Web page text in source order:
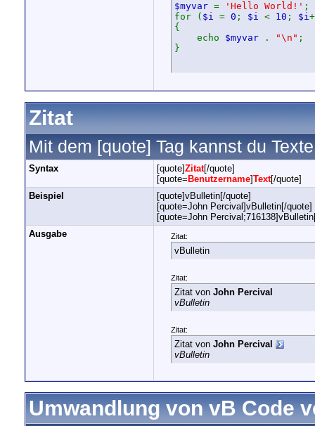
$myvar = 'Hello World!' ;
for ( $i = 0 ; $i < 10 ; $i
{
echo $myvar . "\n" ;
}
Zitat
Mit dem [quote] Tag kannst du
Syntax [quote]Zitat[/quote]
[quote= Benutzername]Text[/quote]
Beispiel
[quote]vBulletin[/quote]
[quote=John Percival]vBulletin[/quote]
[quote=John
Ausgabe
Zitat:
vBulletin
Zitat:
Zitat von John Percival
vBulletin
Zitat:
Zitat von John Percival
vBulletin
Umwandlung von vB Code